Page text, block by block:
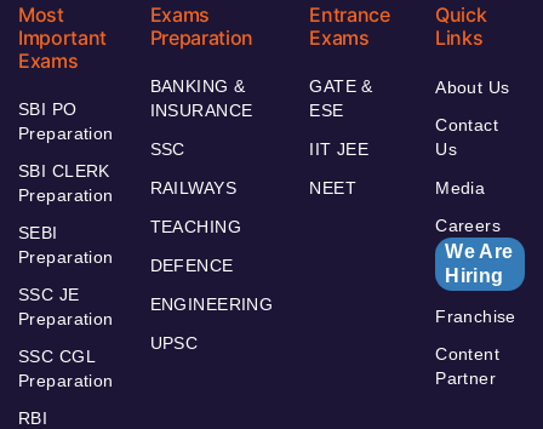
Most
Important
Exams
SBI PO
Preparation
SBI CLERK
Preparation
SEBI
Preparation
SSC JE
Preparation
SSC CGL
Preparation
RBI
Exams
Preparation
BANKING &
INSURANCE
SSC
RAILWAYS
TEACHING
DEFENCE
ENGINEERING
UPSC
Entrance
Exams
GATE &
ESE
IIT JEE
NEET
Quick
Links
About Us
Contact
Us
Media
Careers
We Are
Hiring
Franchise
Content
Partner